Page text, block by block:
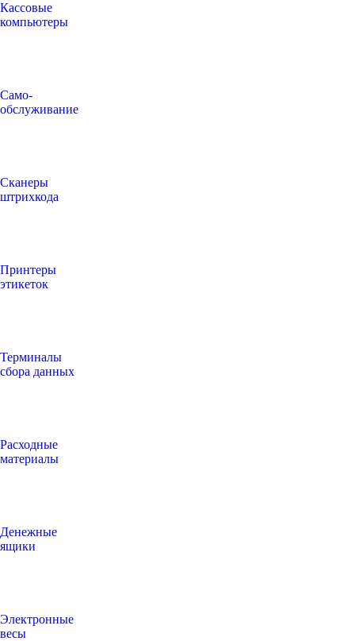
Кассовые
компьютеры
Само-
обслуживание
Сканеры
штрихкода
Принтеры
этикеток
Терминалы
сбора данных
Расходные
материалы
Денежные
ящики
Электронные
весы